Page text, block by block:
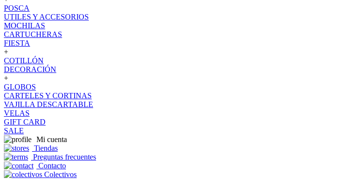
POSCA
UTILES Y ACCESORIOS
MOCHILAS
CARTUCHERAS
FIESTA
+
COTILLÓN
DECORACIÓN
+
GLOBOS
CARTELES Y CORTINAS
VAJILLA DESCARTABLE
VELAS
GIFT CARD
SALE
Mi cuenta
Tiendas
Preguntas frecuentes
Contacto
Colectivos